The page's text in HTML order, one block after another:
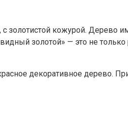
золотистой кожурой. Дерево
золотой» — это не только
декоративное дерево.